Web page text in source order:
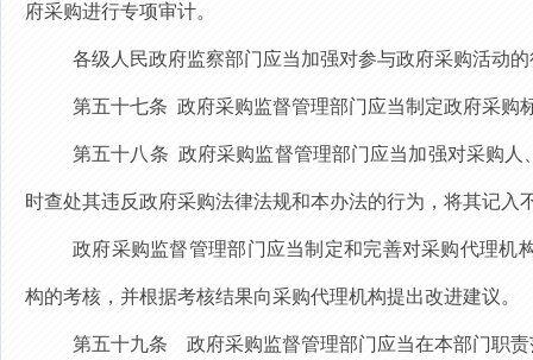
府采购进行专项审计。
各级人民政府监察部门应当加强对参与政府采购活动
第五十七条 政府采购监督管理部门应当制定政府采购
第五十八条 政府采购监督管理部门应当加强对采购
时查处其违反政府采购法律法规和本办法的行为，将其记入
政府采购监督管理部门应当制定和完善对采购代理机
构的考核，并根据考核结果向采购代理机构提出改进建议。
第五十九条 政府采购监督管理部门应当在本部门职